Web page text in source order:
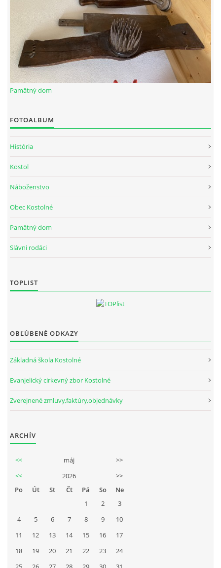
Pamätný dom
FOTOALBUM
História
Kostol
Náboženstvo
Obec Kostolné
Pamätný dom
Slávni rodáci
TOPLIST
OBĽÚBENÉ ODKAZY
Základná škola Kostolné
Evanjelický cirkevný zbor Kostolné
Zverejnené zmluvy,faktúry,objednávky
ARCHÍV
<< máj
>>
<<
2026
>>
Po
Út St Čt Pá So
Ne
1
2
3
4
5 6 7 8 9
10
11
12 13 14 15 16
17
18
19 20 21 22 23
24